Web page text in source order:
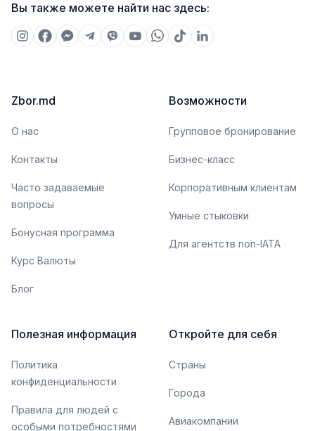
Вы также можете найти нас здесь:
Zbor.md
О нас
Контакты
Часто задаваемые
вопросы
Бонусная программа
Курс Валюты
Блог
Возможности
Групповое бронирование
Бизнес-класс
Корпоративным клиентам
Умные стыковки
Для агентств non-IATA
Полезная информация
Политика
конфиденциальности
Правила для людей с
особыми потребностями
Откройте для себя
Страны
Города
Авиакомпании